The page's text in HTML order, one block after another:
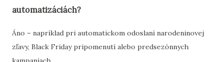
automatizáciách?
Áno – napríklad pri automatickom odoslaní narodeninovej
zľavy, Black Friday pripomenutí alebo predsezónnych